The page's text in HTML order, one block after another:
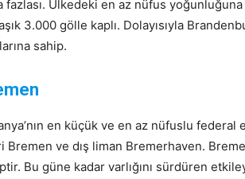
fazlası. Ülkedeki en az nüfus
3.000 gölle kaplı. Dolayısıyla
sahip.
en küçük ve en az nüfuslu
Bremen ve dış liman Bremerhaven.
Bu güne kadar varlığını sürdüren